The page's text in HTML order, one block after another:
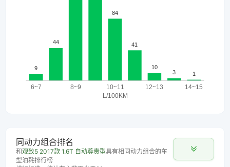
同动力组合排名
和观致5 2017款 1.6T 自动尊贵型具有相同动力组合的车
型油耗排行榜